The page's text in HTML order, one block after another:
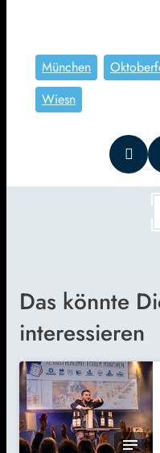
München
Wiesn
Das könnte
interessieren